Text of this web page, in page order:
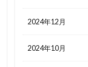
2024年12月
2024年10月